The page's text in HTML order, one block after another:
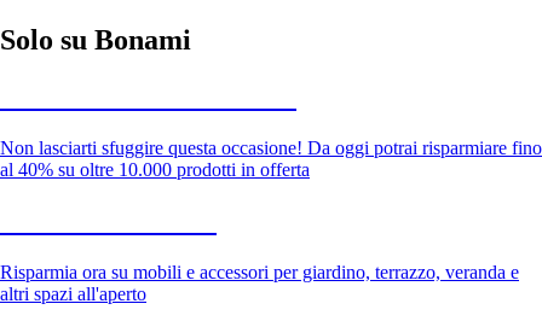
Solo su Bonami
Non lasciarti sfuggire questa occasione! Da oggi potrai risparmiare fino
al 40% su oltre 10.000 prodotti in offerta
Risparmia ora su mobili e accessori per giardino, terrazzo, veranda e
altri spazi all'aperto